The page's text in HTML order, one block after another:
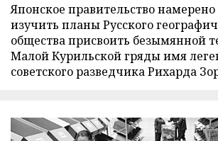
Японское правительство
изучить планы Русского
общества присвоить безымянной
Малой Курильской гряды имя
советского разведчика Рихарда